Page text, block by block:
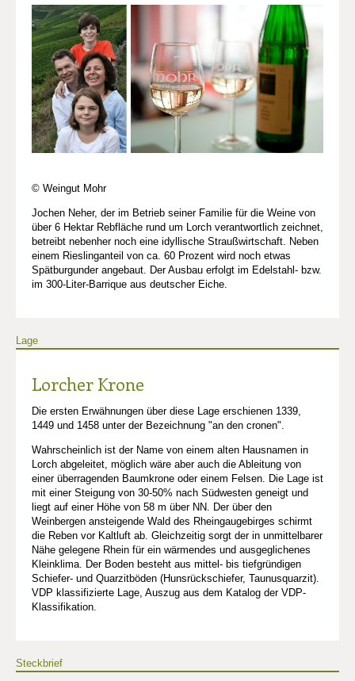
© Weingut Mohr
Jochen Neher, der im Betrieb seiner Familie für die Weine von
über 6 Hektar Rebfläche rund um Lorch verantwortlich zeichnet,
betreibt nebenher noch eine idyllische Straußwirtschaft. Neben
einem Rieslinganteil von ca. 60 Prozent wird noch etwas
Spätburgunder angebaut. Der Ausbau erfolgt im Edelstahl- bzw.
im 300-Liter-Barrique aus deutscher Eiche.
Lage
Lorcher Krone
Die ersten Erwähnungen über diese Lage erschienen 1339,
1449 und 1458 unter der Bezeichnung "an den cronen".
Wahrscheinlich ist der Name von einem alten Hausnamen in
Lorch abgeleitet, möglich wäre aber auch die Ableitung von
einer überragenden Baumkrone oder einem Felsen. Die Lage ist
mit einer Steigung von 30-50% nach Südwesten geneigt und
liegt auf einer Höhe von 58 m über NN. Der über den
Weinbergen ansteigende Wald des Rheingaugebirges schirmt
die Reben vor Kaltluft ab. Gleichzeitig sorgt der in unmittelbarer
Nähe gelegene Rhein für ein wärmendes und ausgeglichenes
Kleinklima. Der Boden besteht aus mittel- bis tiefgründigen
Schiefer- und Quarzitböden (Hunsrückschiefer, Taunusquarzit).
VDP klassifizierte Lage, Auszug aus dem Katalog der VDP-
Klassifikation.
Steckbrief